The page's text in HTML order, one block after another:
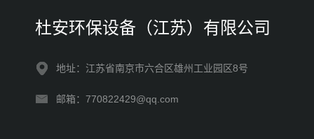
杜安环保设备（江苏）有限公司
地址：江苏省南京市六合区雄州工业园区8号
邮箱：770822429@qq.com